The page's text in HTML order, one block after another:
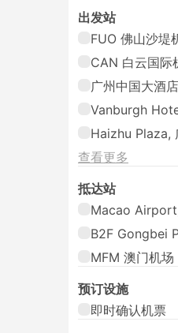
出发站
FUO 佛山沙堤
CAN 白云国际
广州中国大酒
Vanburgh
Haizhu Plaza,
查看更多
抵达站
Macao
B2F Gongbei
MFM 澳门机场
预订设施
即时确认机票